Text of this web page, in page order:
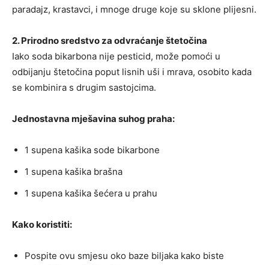
paradajz, krastavci, i mnoge druge koje su sklone plijesni.
2. Prirodno sredstvo za odvraćanje štetočina
Iako soda bikarbona nije pesticid, može pomoći u
odbijanju štetočina poput lisnih uši i mrava, osobito kada
se kombinira s drugim sastojcima.
Jednostavna mješavina suhog praha:
1 supena kašika sode bikarbone
1 supena kašika brašna
1 supena kašika šećera u prahu
Kako koristiti:
Pospite ovu smjesu oko baze biljaka kako biste